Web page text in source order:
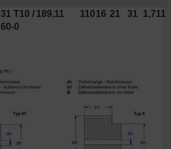
31 T10 /
60-0
189,11 11016 21 31 1,711